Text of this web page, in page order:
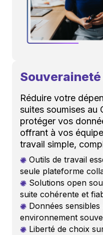
Réduire votre
suites soumises au
protéger vos
offrant à vos
travail simple,
Outils de travail
seule plateforme
Solutions open
suite cohérente et
Données
environnement
Liberté de choix